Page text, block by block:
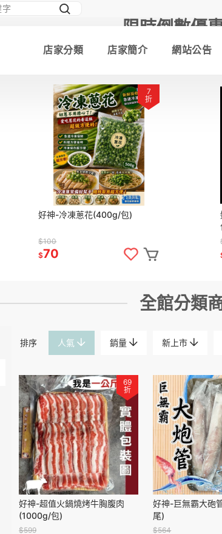
店家分類 店家簡介 網站公告
限時倒數優
熱門分類商品
7
折
好神-冷凍蔥花(400g/包)
$100
$70
全館分類
排序 人氣 銷量 新上市
69
折
好神-超值火鍋燒烤牛胸腹肉
(1000g/包)
$599
好神-巨無霸大砲
尾)
$564